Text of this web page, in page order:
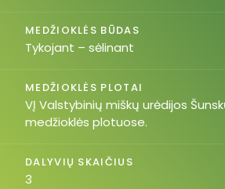
MEDŽIOKLĖS BŪDAS
Tykojant – sėlinant
MEDŽIOKLĖS PLOTAI
VĮ Valstybinių miškų urėdijos
medžioklės plotuose.
DALYVIŲ SKAIČIUS
3